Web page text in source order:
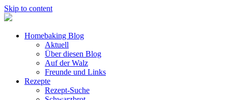
Skip to content
Homebaking Blog
Aktuell
Über diesen Blog
Auf der Walz
Freunde und Links
Rezepte
Rezept-Suche